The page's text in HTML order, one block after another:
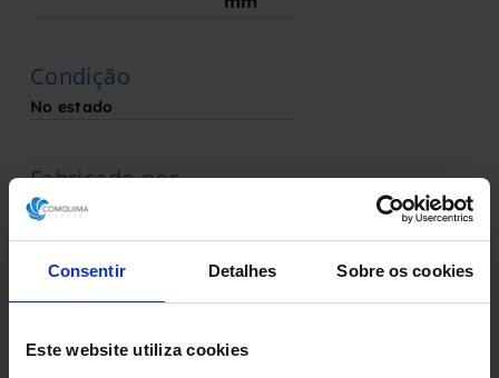
Consentir Detalhes Sobre os cookies
Este website utiliza cookies
Condição
No estado
Fabricado por
Fabricante desconhecido
Solicite aqui o seu orçamento
Descarregue a ficha técnica